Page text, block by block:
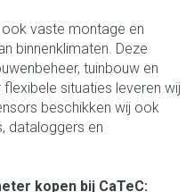
vaste montage en
binnenklimaten. Deze
tuinbouw en
situaties leveren wij
beschikken wij ook
dataloggers en
kopen bij CaTeC: